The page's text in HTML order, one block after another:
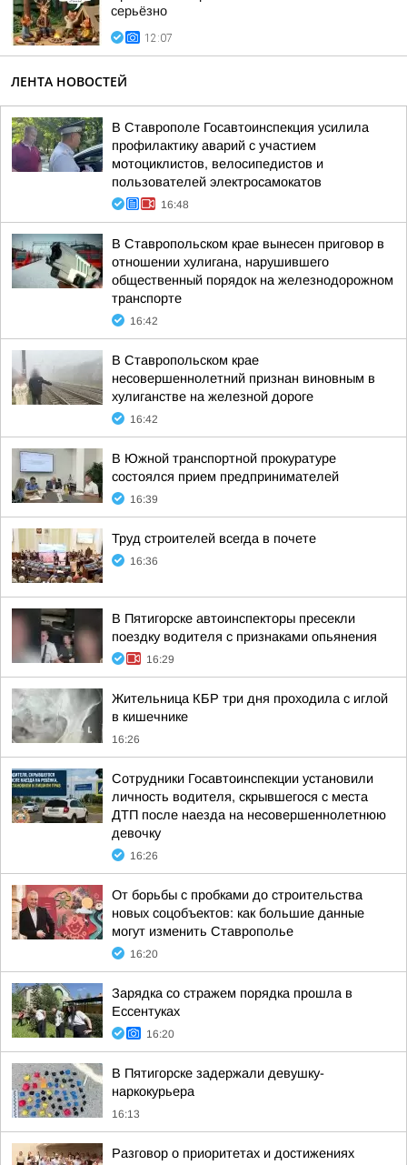
серьёзно
12:07
ЛЕНТА НОВОСТЕЙ
В Ставрополе Госавтоинспекция усилила
профилактику аварий с участием
мотоциклистов, велосипедистов и
пользователей электросамокатов
16:48
В Ставропольском крае вынесен приговор в
отношении хулигана, нарушившего
общественный порядок на железнодорожном
транспорте
16:42
В Ставропольском крае
несовершеннолетний признан виновным в
хулиганстве на железной дороге
16:42
В Южной транспортной прокуратуре
состоялся прием предпринимателей
16:39
Труд строителей всегда в почете
16:36
В Пятигорске автоинспекторы пресекли
поездку водителя с признаками опьянения
16:29
Жительница КБР три дня проходила с иглой
в кишечнике
16:26
Сотрудники Госавтоинспекции установили
личность водителя, скрывшегося с места
ДТП после наезда на несовершеннолетнюю
девочку
16:26
От борьбы с пробками до строительства
новых соцобъектов: как большие данные
могут изменить Ставрополье
16:20
Зарядка со стражем порядка прошла в
Ессентуках
16:20
В Пятигорске задержали девушку-
наркокурьера
16:13
Разговор о приоритетах и достижениях